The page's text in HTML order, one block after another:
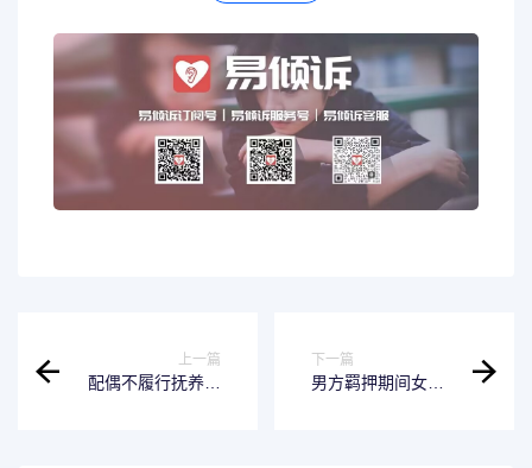
上一篇
配偶不履行抚养对
下一篇
男方羁押期间女方